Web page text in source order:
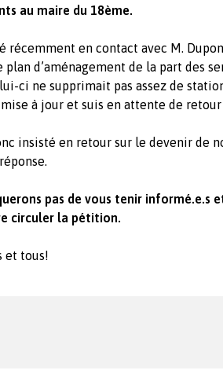
au maire du 18ème.
récemment en contact avec M.
plan d’aménagement de la part des
ci ne supprimait pas assez de
à jour et suis en attente de
insisté en retour sur le devenir de
pas de vous tenir informé.e.s
circuler la pétition.
et tous!